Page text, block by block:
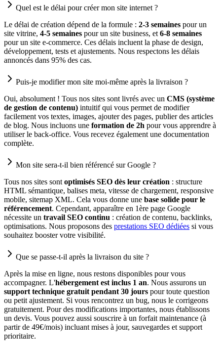
Quel est le délai pour créer mon site internet ?
Le délai de création dépend de la formule : 2-3 semaines pour un
site vitrine, 4-5 semaines pour un site business, et 6-8 semaines
pour un site e-commerce. Ces délais incluent la phase de design,
développement, tests et ajustements. Nous respectons les délais
annoncés dans 95% des cas.
Puis-je modifier mon site moi-même après la livraison ?
Oui, absolument ! Tous nos sites sont livrés avec un CMS (système
de gestion de contenu) intuitif qui vous permet de modifier
facilement vos textes, images, ajouter des pages, publier des articles
de blog. Nous incluons une formation de 2h pour vous apprendre à
utiliser le back-office. Vous recevez également une documentation
complète.
Mon site sera-t-il bien référencé sur Google ?
Tous nos sites sont optimisés SEO dès leur création : structure
HTML sémantique, balises meta, vitesse de chargement, responsive
mobile, sitemap XML. Cela vous donne une base solide pour le
référencement. Cependant, apparaître en 1ère page Google
nécessite un travail SEO continu : création de contenu, backlinks,
optimisations. Nous proposons des prestations SEO dédiées si vous
souhaitez booster votre visibilité.
Que se passe-t-il après la livraison du site ?
Après la mise en ligne, nous restons disponibles pour vous
accompagner. L'hébergement est inclus 1 an. Nous assurons un
support technique gratuit pendant 30 jours pour toute question
ou petit ajustement. Si vous rencontrez un bug, nous le corrigeons
gratuitement. Pour des modifications importantes, nous établissons
un devis. Vous pouvez aussi souscrire à un forfait maintenance (à
partir de 49€/mois) incluant mises à jour, sauvegardes et support
prioritaire.